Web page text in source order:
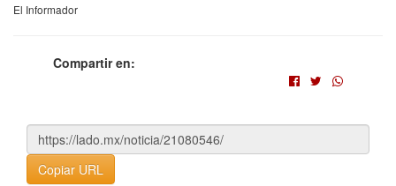
El Informador
Compartir en:
Copiar URL